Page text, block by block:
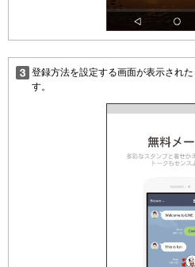
登録方法を設定する画面が表示され
す。